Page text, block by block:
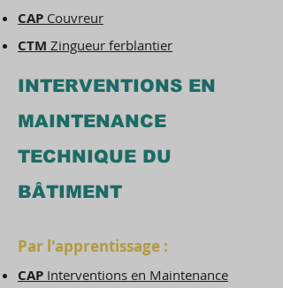
CAP Couvreur
CTM Zingueur ferblantier
INTERVENTIONS EN
MAINTENANCE
TECHNIQUE DU
BÂTIMENT
Par l'apprentissage :
CAP Interventions en Maintenance